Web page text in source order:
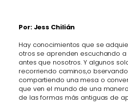
Por: Jess Chilián
Hay conocimientos que se
otros se aprenden escuchando
antes que nosotros. Y algunos
recorriendo caminos,o
compartiendo una mesa o
que ven el mundo de una
de las formas más antiguas de